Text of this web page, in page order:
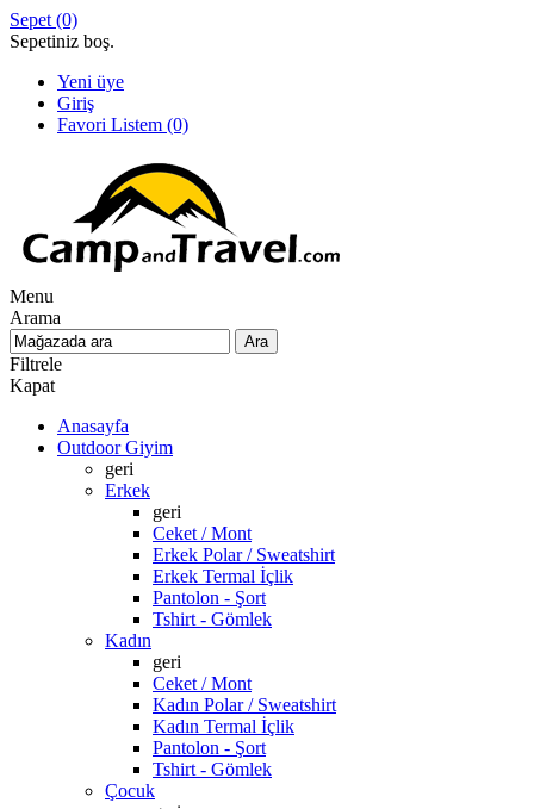
Sepet (0)
Sepetiniz boş.
Yeni üye
Giriş
Favori Listem (0)
Menu
Arama
Filtrele
Kapat
Anasayfa
Outdoor Giyim
geri
Erkek
geri
Ceket / Mont
Erkek Polar / Sweatshirt
Erkek Termal İçlik
Pantolon - Şort
Tshirt - Gömlek
Kadın
geri
Ceket / Mont
Kadın Polar / Sweatshirt
Kadın Termal İçlik
Pantolon - Şort
Tshirt - Gömlek
Çocuk